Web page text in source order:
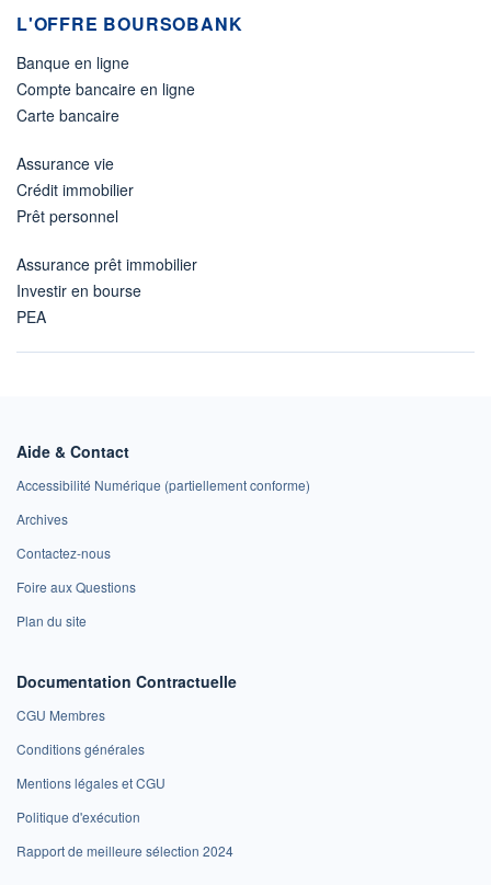
L'OFFRE BOURSOBANK
Banque en ligne
Compte bancaire en ligne
Carte bancaire
Assurance vie
Crédit immobilier
Prêt personnel
Assurance prêt immobilier
Investir en bourse
PEA
Aide & Contact
Accessibilité Numérique (partiellement conforme)
Archives
Contactez-nous
Foire aux Questions
Plan du site
Documentation Contractuelle
CGU Membres
Conditions générales
Mentions légales et CGU
Politique d'exécution
Rapport de meilleure sélection 2024